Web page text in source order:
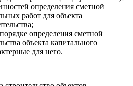
определения сметной
работ для объекта
определения сметной
объекта капитального
для него.